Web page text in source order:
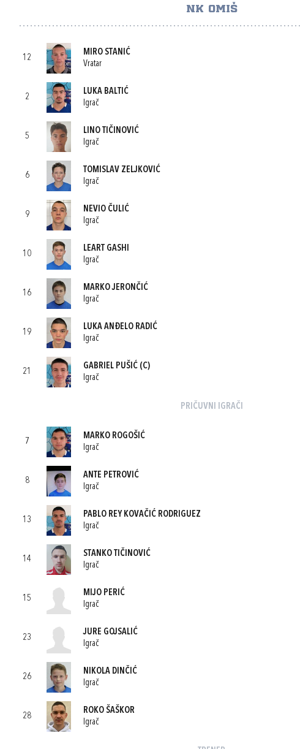
NK OMIŠ
12
MIRO STANIĆ
Vratar
2
LUKA BALTIĆ
Igrač
5
LINO TIČINOVIĆ
Igrač
6
TOMISLAV ZELJKOVIĆ
Igrač
9
NEVIO ČULIĆ
Igrač
10
LEART GASHI
Igrač
16
MARKO JERONČIĆ
Igrač
19
LUKA ANĐELO RADIĆ
Igrač
21
GABRIEL PUŠIĆ (C)
Igrač
PRIČUVNI IGRAČI
7
MARKO ROGOŠIĆ
Igrač
8
ANTE PETROVIĆ
Igrač
13
PABLO REY KOVAČIĆ RODRIGUEZ
Igrač
14
STANKO TIČINOVIĆ
Igrač
15
MIJO PERIĆ
Igrač
23
JURE GOJSALIĆ
Igrač
26
NIKOLA DINČIĆ
Igrač
28
ROKO ŠAŠKOR
Igrač